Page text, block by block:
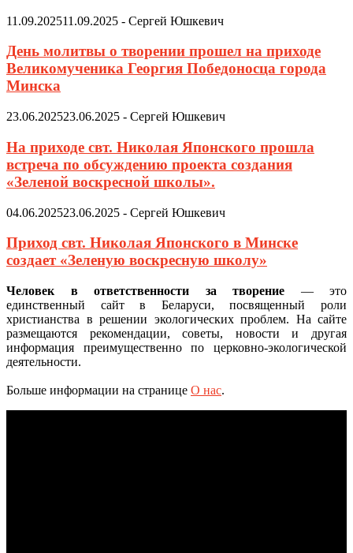
11.09.202511.09.2025 - Сергей Юшкевич
День молитвы о творении прошел на приходе
Великомученика Георгия Победоносца города
Минска
23.06.202523.06.2025 - Сергей Юшкевич
На приходе свт. Николая Японского прошла
встреча по обсуждению проекта создания
«Зеленой воскресной школы».
04.06.202523.06.2025 - Сергей Юшкевич
Приход свт. Николая Японского в Минске
создает «Зеленую воскресную школу»
Человек в ответственности за творение — это
единственный сайт в Беларуси, посвященный роли
христианства в решении экологических проблем. На сайте
размещаются рекомендации, советы, новости и другая
информация преимущественно по церковно-экологической
деятельности.
Больше информации на странице О нас.